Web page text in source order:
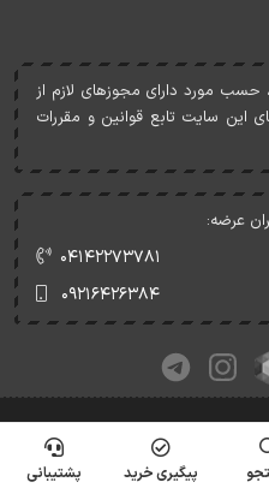
حسب مورد دارای مجوزهای لازم از
اين سايت تابع قوانين و مقررات
عرضه:
۰۴۱۴۲۲۷۳۷۸۱
۰۹۲۱۶۴۲۶۳۸۴
پیگیری خرید پشتیبانی